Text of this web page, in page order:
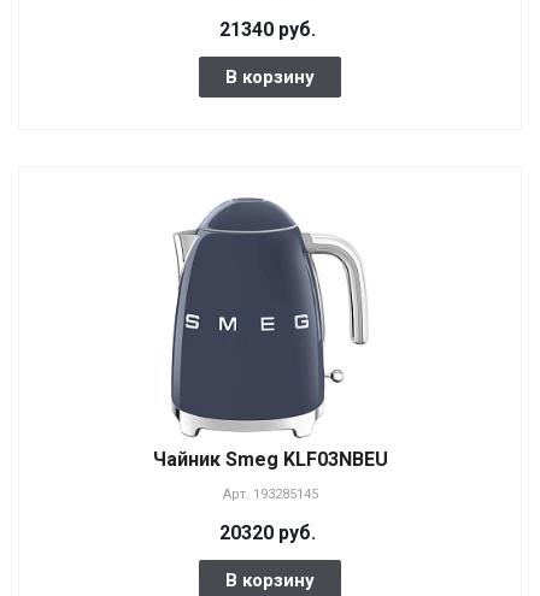
21340 руб.
В корзину
Чайник Smeg KLF03NBEU
Арт. 193285145
20320 руб.
В корзину